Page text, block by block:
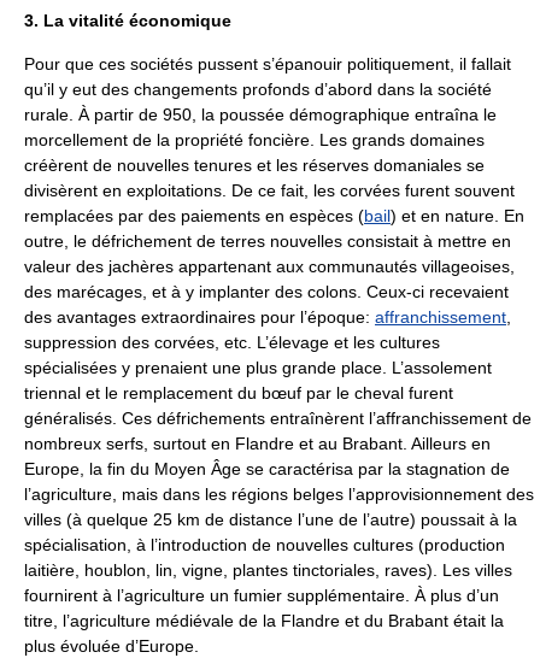
3. La vitalité économique
Pour que ces sociétés pussent s’épanouir politiquement, il fallait
qu’il y eut des changements profonds d’abord dans la société
rurale. À partir de 950, la poussée démographique entraîna le
morcellement de la propriété foncière. Les grands domaines
créèrent de nouvelles tenures et les réserves domaniales se
divisèrent en exploitations. De ce fait, les corvées furent souvent
remplacées par des paiements en espèces (bail) et en nature. En
outre, le défrichement de terres nouvelles consistait à mettre en
valeur des jachères appartenant aux communautés villageoises,
des marécages, et à y implanter des colons. Ceux-ci recevaient
des avantages extraordinaires pour l’époque: affranchissement,
suppression des corvées, etc. L’élevage et les cultures
spécialisées y prenaient une plus grande place. L’assolement
triennal et le remplacement du bœuf par le cheval furent
généralisés. Ces défrichements entraînèrent l’affranchissement de
nombreux serfs, surtout en Flandre et au Brabant. Ailleurs en
Europe, la fin du Moyen Âge se caractérisa par la stagnation de
l’agriculture, mais dans les régions belges l’approvisionnement des
villes (à quelque 25 km de distance l’une de l’autre) poussait à la
spécialisation, à l’introduction de nouvelles cultures (production
laitière, houblon, lin, vigne, plantes tinctoriales, raves). Les villes
fournirent à l’agriculture un fumier supplémentaire. À plus d’un
titre, l’agriculture médiévale de la Flandre et du Brabant était la
plus évoluée d’Europe.